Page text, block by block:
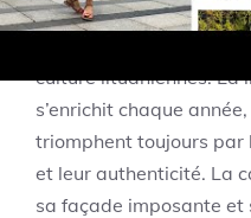
Vilnius est une ville de
culture lituaniennes. La
s’enrichit chaque
triomphent toujours par
et leur authenticité. La
sa façade imposante et